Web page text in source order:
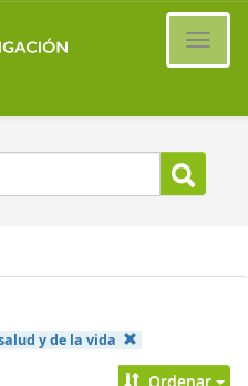
y de la vida
Ordenar